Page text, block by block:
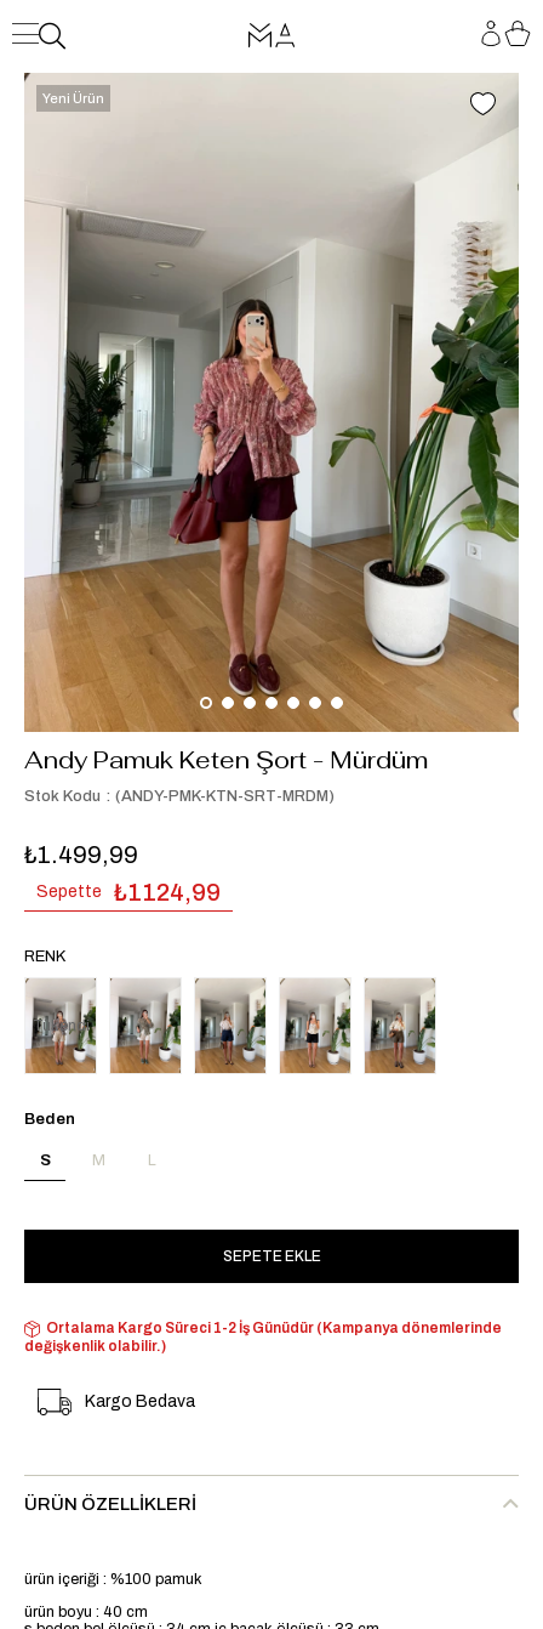
Yeni Ürün
Andy Pamuk Keten Şort - Mürdüm
Stok Kodu (ANDY-PMK-KTN-SRT-MRDM)
₺1.499,99
Sepette ₺1124,99
RENK
Tükendi
Beden
S M L
Ortalama Kargo Süreci 1-2 İş Günüdür (Kampanya dönemlerinde
değişkenlik olabilir.)
Kargo Bedava
ÜRÜN ÖZELLIKLERI
ürün içeriği : %100 pamuk
ürün boyu : 40 cm